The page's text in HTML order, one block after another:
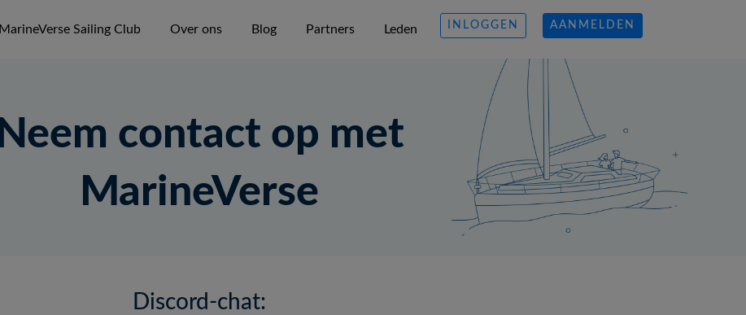
MarineVerse Sailing Club Over ons Blog Partners Leden INLOGGEN AANMELDEN
Neem contact op met
MarineVerse
Discord-chat: